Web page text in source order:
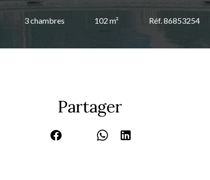
3 chambres 102 m² Réf. 86853254
Partager